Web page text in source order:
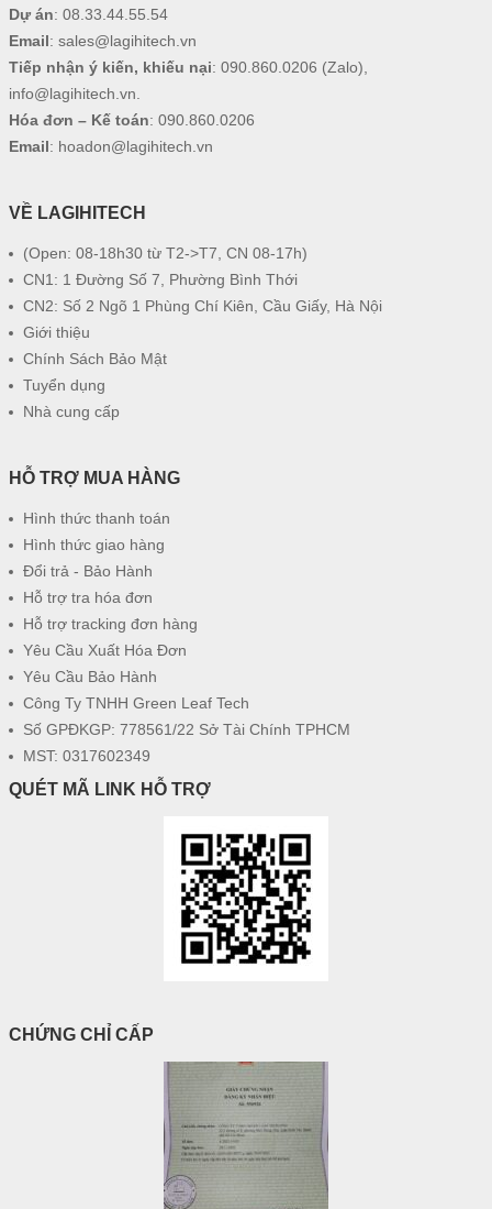
Dự án: 08.33.44.55.54
Email: sales@lagihitech.vn
Tiếp nhận ý kiến, khiếu nại: 090.860.0206 (Zalo),
info@lagihitech.vn.
Hóa đơn – Kế toán: 090.860.0206
Email: hoadon@lagihitech.vn
VỀ LAGIHITECH
(Open: 08-18h30 từ T2->T7, CN 08-17h)
CN1: 1 Đường Số 7, Phường Bình Thới
CN2: Số 2 Ngõ 1 Phùng Chí Kiên, Cầu Giấy, Hà Nội
Giới thiệu
Chính Sách Bảo Mật
Tuyển dụng
Nhà cung cấp
HỖ TRỢ MUA HÀNG
Hình thức thanh toán
Hình thức giao hàng
Đổi trả - Bảo Hành
Hỗ trợ tra hóa đơn
Hỗ trợ tracking đơn hàng
Yêu Cầu Xuất Hóa Đơn
Yêu Cầu Bảo Hành
Công Ty TNHH Green Leaf Tech
Số GPĐKGP: 778561/22 Sở Tài Chính TPHCM
MST: 0317602349
QUÉT MÃ LINK HỖ TRỢ
CHỨNG CHỈ CẤP